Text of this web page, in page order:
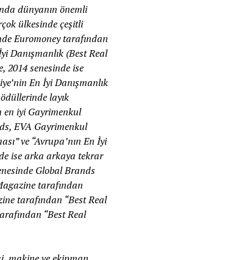
dünyanın önemli
ülkesinde çeşitli
Euromoney tarafından
Danışmanlık (Best Real
2014 senesinde ise
En İyi Danışmanlık
layık
en iyi Gayrimenkul
EVA Gayrimenkul
ve “Avrupa’nın En İyi
ise arka arkaya tekrar
Global Brands
tarafından
tarafından “Best Real
“Best Real